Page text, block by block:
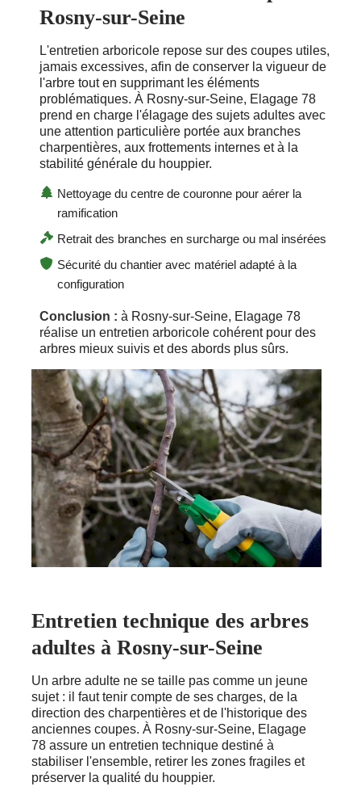
Rosny-sur-Seine
L'entretien arboricole repose sur des coupes utiles,
jamais excessives, afin de conserver la vigueur de
l'arbre tout en supprimant les éléments
problématiques. À Rosny-sur-Seine, Elagage 78
prend en charge l'élagage des sujets adultes avec
une attention particulière portée aux branches
charpentières, aux frottements internes et à la
stabilité générale du houppier.
Nettoyage du centre de couronne pour aérer la
ramification
Retrait des branches en surcharge ou mal insérées
Sécurité du chantier avec matériel adapté à la
configuration
Conclusion : à Rosny-sur-Seine, Elagage 78
réalise un entretien arboricole cohérent pour des
arbres mieux suivis et des abords plus sûrs.
Entretien technique des arbres
adultes à Rosny-sur-Seine
Un arbre adulte ne se taille pas comme un jeune
sujet : il faut tenir compte de ses charges, de la
direction des charpentières et de l'historique des
anciennes coupes. À Rosny-sur-Seine, Elagage
78 assure un entretien technique destiné à
stabiliser l'ensemble, retirer les zones fragiles et
préserver la qualité du houppier.